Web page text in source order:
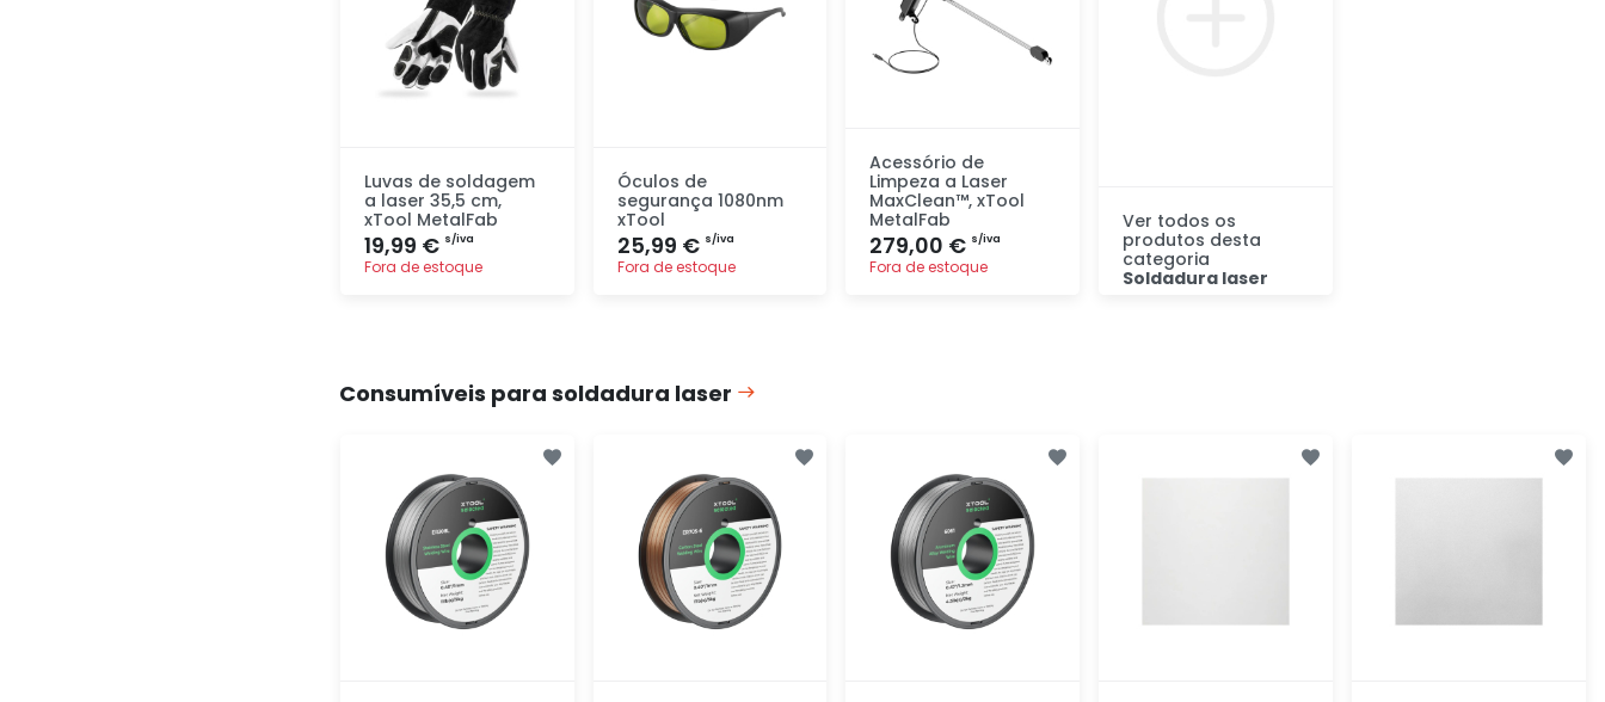
Luvas de soldagem
a laser 35,5 cm,
xTool MetalFab
19,99 € s/iva
Fora de estoque
Óculos de
segurança 1080nm
xTool
25,99 € s/iva
Fora de estoque
Acessório de
Limpeza a Laser
MaxClean™, xTool
MetalFab
279,00 € s/iva
Fora de estoque
Ver todos os
produtos desta
categoria
Soldadura laser
Consumíveis para soldadura laser